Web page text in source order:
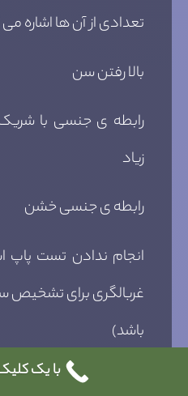
تعدادی از آن ها اشاره
بالا رفتن سن
رابطه ی جنسی با
زیاد
رابطه ی جنسی خشن
انجام ندادن تست پاپ
غربالگری برای تشخیص
باشد)
چاقی و بالا رفتن وزن بدن
با یک